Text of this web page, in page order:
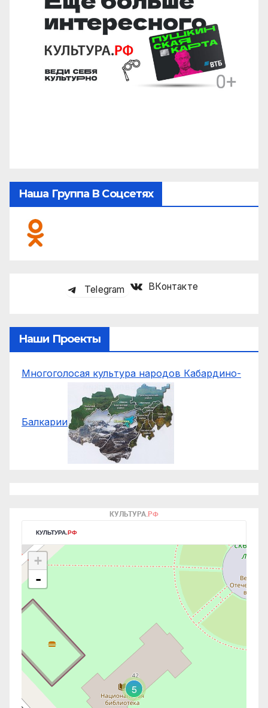
Наша Группа В Соцсетях
Telegram ВКонтакте
Наши Проекты
Многоголосая культура народов Кабардино-
Балкарии